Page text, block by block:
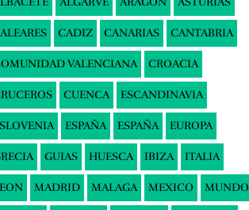
CADIZ CANARIAS CANTABRIA
VALENCIANA CROACIA
CUENCA ESCANDINAVIA
ESPAÑA ESPAÑA EUROPA
GUIAS HUESCA IBIZA ITALIA
MADRID MALAGA MEXICO MUNDO